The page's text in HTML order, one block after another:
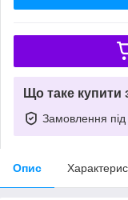
Що таке купити
Замовлення під
Опис